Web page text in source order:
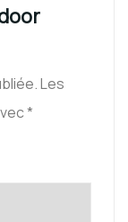
Les
*